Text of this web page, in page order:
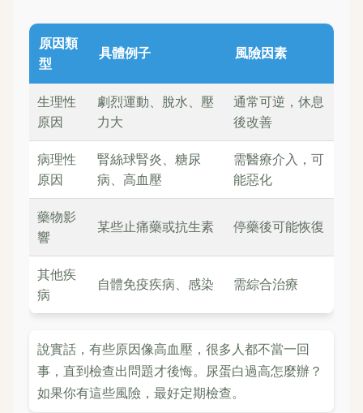
原因類
型
具體例子 風險因素
生理性
原因
劇烈運動、脫水、壓
力大
通常可逆，休息
後改善
病理性
原因
腎絲球腎炎、糖尿
病、高血壓
需醫療介入，可
能惡化
藥物影
響
某些止痛藥或抗生素 停藥後可能恢復
其他疾
病
自體免疫疾病、感染 需綜合治療
說實話，有些原因像高血壓，很多人都不當一回
事，直到檢查出問題才後悔。尿蛋白過高怎麼辦？
如果你有這些風險，最好定期檢查。